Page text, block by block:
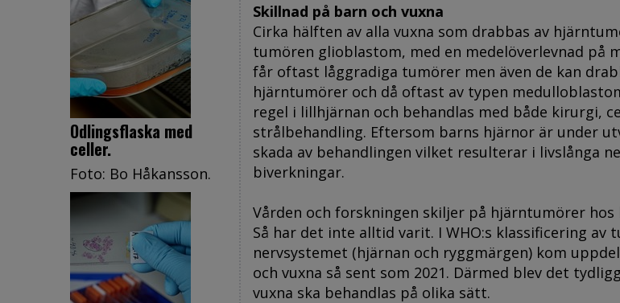
Odlingsflaska med
celler.
Foto: Bo Håkansson.
Skillnad på barn och vuxna
Cirka hälften av alla vuxna som drabbas av
tumören glioblastom, med en medelöverlevnad på
får oftast låggradiga tumörer men även de kan
hjärntumörer och då oftast av typen
regel i lillhjärnan och behandlas med både kirurgi,
strålbehandling. Eftersom barns hjärnor är under
skada av behandlingen vilket resulterar i livslånga
biverkningar.
Vården och forskningen skiljer på hjärntumörer hos
Så har det inte alltid varit. I WHO:s klassificering av
nervsystemet (hjärnan och ryggmärgen) kom
och vuxna så sent som 2021. Därmed blev det
vuxna ska behandlas på olika sätt.